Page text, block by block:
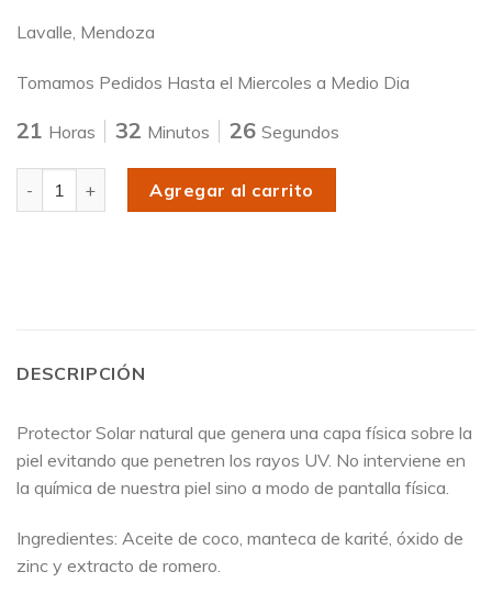
Lavalle, Mendoza
Tomamos Pedidos Hasta el Miercoles a Medio Dia
21 Horas 32 Minutos 26 Segundos
Agregar al carrito
DESCRIPCIÓN
Protector Solar natural que genera una capa física sobre la
piel evitando que penetren los rayos UV. No interviene en
la química de nuestra piel sino a modo de pantalla física.
Ingredientes: Aceite de coco, manteca de karité, óxido de
zinc y extracto de romero.